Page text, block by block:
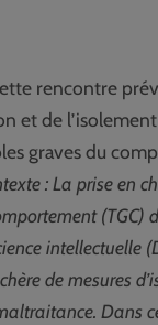
rencontre
et de
graves du
: La prise en
(TGC)
intellectuelle
de mesures
Dans